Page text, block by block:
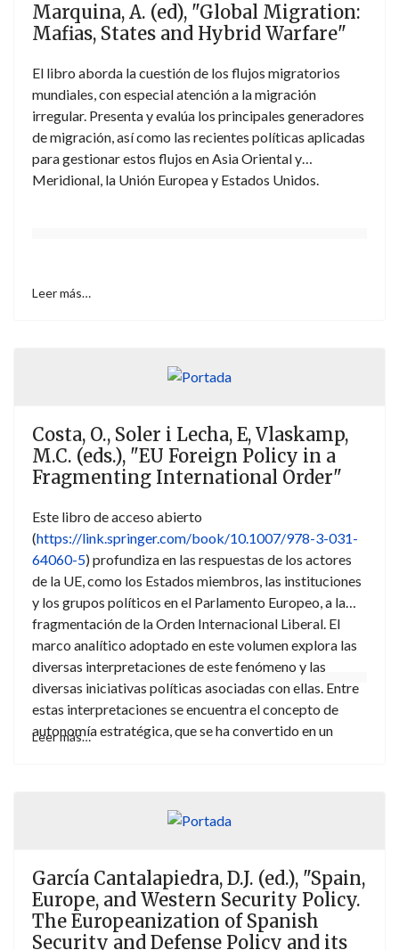
Marquina, A. (ed), "Global Migration:
Mafias, States and Hybrid Warfare"
El libro aborda la cuestión de los flujos migratorios
mundiales, con especial atención a la migración
irregular. Presenta y evalúa los principales generadores
de migración, así como las recientes políticas aplicadas
para gestionar estos flujos en Asia Oriental y
Meridional, la Unión Europea y Estados Unidos.
Leer más…
Costa, O., Soler i Lecha, E, Vlaskamp,
M.C. (eds.), "EU Foreign Policy in a
Fragmenting International Order"
Este libro de acceso abierto
(https://link.springer.com/book/10.1007/978-3-031-
64060-5) profundiza en las respuestas de los actores
de la UE, como los Estados miembros, las instituciones
y los grupos políticos en el Parlamento Europeo, a la
fragmentación de la Orden Internacional Liberal. El
marco analítico adoptado en este volumen explora las
diversas interpretaciones de este fenómeno y las
diversas iniciativas políticas asociadas con ellas. Entre
estas interpretaciones se encuentra el concepto de
autonomía estratégica, que se ha convertido en un
temáticas (defensa, política comercial,
Leer más…
García Cantalapiedra, D.J. (ed.), "Spain,
Europe, and Western Security Policy.
The Europeanization of Spanish
Security and Defense Policy and its